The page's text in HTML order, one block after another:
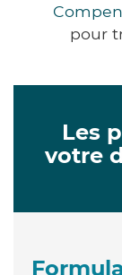
pour
Les
votre